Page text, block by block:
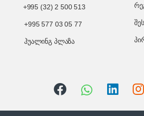
+995 (32) 2 500 513
+995 577 03 05 77
ჰუალინგ პლაზა